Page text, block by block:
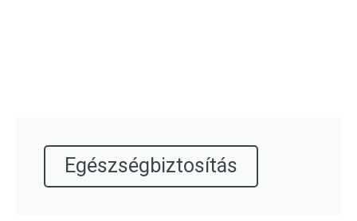
Egészségbiztosítás